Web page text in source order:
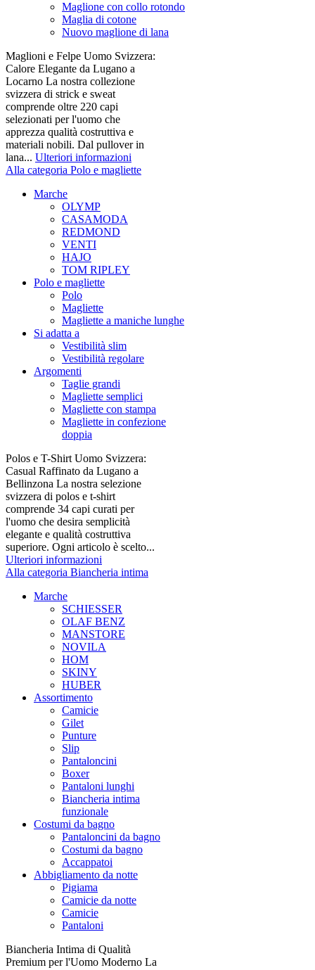
Maglione con collo rotondo
Maglia di cotone
Nuovo maglione di lana
Maglioni e Felpe Uomo Svizzera:
Calore Elegante da Lugano a
Locarno La nostra collezione
svizzera di strick e sweat
comprende oltre 220 capi
selezionati per l'uomo che
apprezza qualità costruttiva e
materiali nobili. Dal pullover in
lana... Ulteriori informazioni
Alla categoria Polo e magliette
Marche
OLYMP
CASAMODA
REDMOND
VENTI
HAJO
TOM RIPLEY
Polo e magliette
Polo
Magliette
Magliette a maniche lunghe
Si adatta a
Vestibilità slim
Vestibilità regolare
Argomenti
Taglie grandi
Magliette semplici
Magliette con stampa
Magliette in confezione
doppia
Polos e T-Shirt Uomo Svizzera:
Casual Raffinato da Lugano a
Bellinzona La nostra selezione
svizzera di polos e t-shirt
comprende 34 capi curati per
l'uomo che desira semplicità
elegante e qualità costruttiva
superiore. Ogni articolo è scelto...
Ulteriori informazioni
Alla categoria Biancheria intima
Marche
SCHIESSER
OLAF BENZ
MANSTORE
NOVILA
HOM
SKINY
HUBER
Assortimento
Camicie
Gilet
Punture
Slip
Pantaloncini
Boxer
Pantaloni lunghi
Biancheria intima
funzionale
Costumi da bagno
Pantaloncini da bagno
Costumi da bagno
Accappatoi
Abbigliamento da notte
Pigiama
Camicie da notte
Camicie
Pantaloni
Biancheria Intima di Qualità
Premium per l'Uomo Moderno La